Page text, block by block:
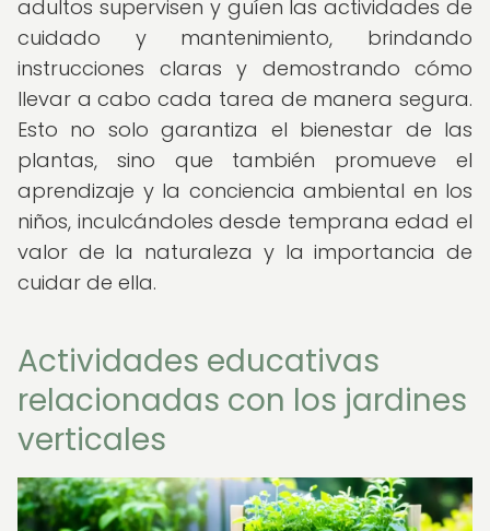
adultos supervisen y guíen las actividades de
cuidado y mantenimiento, brindando
instrucciones claras y demostrando cómo
llevar a cabo cada tarea de manera segura.
Esto no solo garantiza el bienestar de las
plantas, sino que también promueve el
aprendizaje y la conciencia ambiental en los
niños, inculcándoles desde temprana edad el
valor de la naturaleza y la importancia de
cuidar de ella.
Actividades educativas
relacionadas con los jardines
verticales